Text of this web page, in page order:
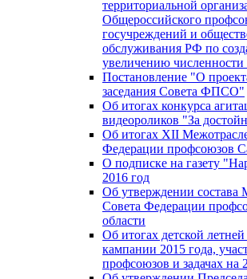
территориальной
Общероссийского
госучреждений и
обслуживания РФ по
увеличению
Постановление "О
заседания Совета ФПСО"
Об итогах конкурса
видеороликов "За
Об итогах XII
Федерации профсоюзов
О подписке на газету
2016 год
Об утверждении состава
Совета Федерации
области
Об итогах детской
кампании 2015 года,
профсоюзов и задачах на